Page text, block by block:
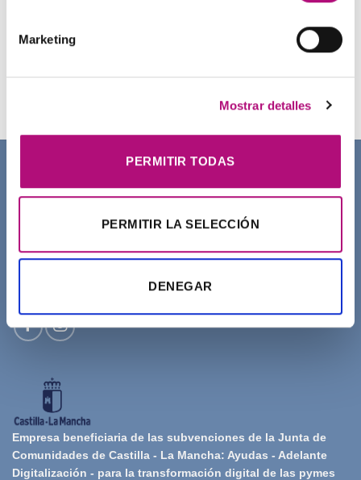
Marketing
Mostrar detalles
PERMITIR TODAS
PERMITIR LA SELECCIÓN
DENEGAR
Sérum reconstrucción capilar Medavita
Empresa beneficiaria de las subvenciones de la Junta de
Comunidades de Castilla - La Mancha: Ayudas - Adelante
Digitalización - para la transformación digital de las pymes